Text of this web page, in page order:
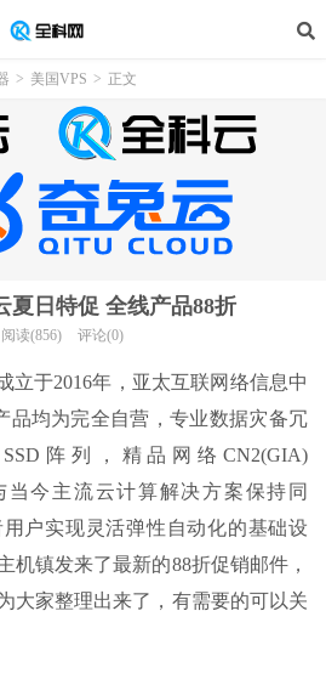
> 美国VPS > 正文
夏日特促 全线产品88折
阅读(856) 评论(0)
立于2016年，亚太互联网络信息中
品均为完全自营，专业数据灾备冗
阵列，精品网络CN2(GIA)
当今主流云计算解决方案保持同
户实现灵活弹性自动化的基础设
机镇发来了最新的88折促销邮件，
大家整理出来了，有需要的可以关